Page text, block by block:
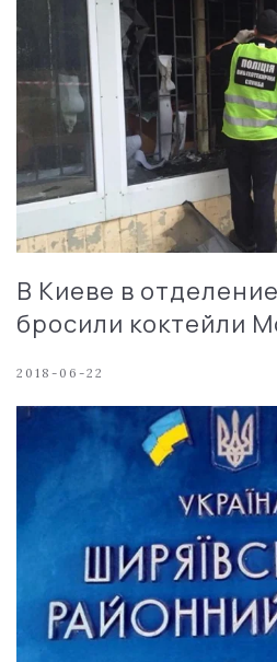
В Киеве в
бросили коктейли
2018-06-22